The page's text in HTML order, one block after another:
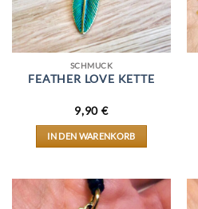
SCHMUCK
FEATHER LOVE KETTE
9,90€
IN DEN WARENKORB